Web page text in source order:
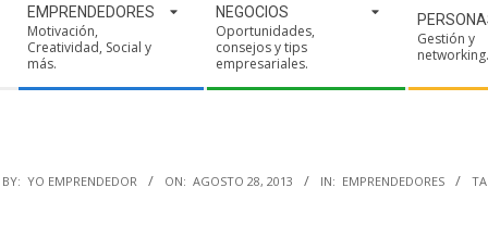
Navigation
Menu
EMPRENDEDORES
Motivación,
Creatividad, Social y
más.
NEGOCIOS
Oportunidades,
consejos y tips
empresariales.
Gestión y
networking.
BY: YO EMPRENDEDOR ON: AGOSTO 28, 2013 IN: EMPRENDEDORES